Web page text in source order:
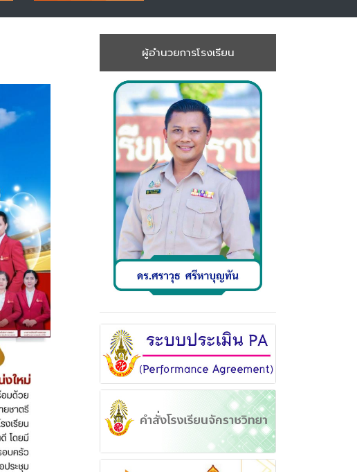
ผู้อำนวยการโรงเรียน